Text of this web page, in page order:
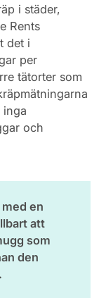
i städer,
Rents
det i
per
tätorter som
inga
och
en
att
som
den